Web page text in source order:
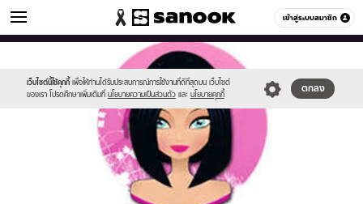
เข้าสู่ระบบสมาชิก
ดูดวง หมวดอื่นๆ
เว็บไซต์นี้ใช้คุกกี้ เพื่อให้ท่านได้รับประสบการณ์การใช้งานที่ดีที่สุดบน เว็บไซต์
ของเรา โปรดศึกษาเพิ่มเติมที่ นโยบายความเป็นส่วนตัว และ นโยบายคุกกี้
ตกลง
//s.isanook.com/sr/0/images/logo-
sanook.png
//s.isanook.com/ho/0/ud/9/47649/170-